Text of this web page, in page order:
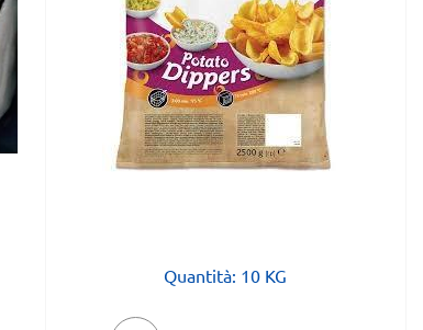
Quantità: 10 KG